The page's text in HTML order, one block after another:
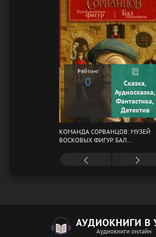
Рейтинг
0
Сказка,
Аудиосказка,
Фантастика,
Детектив
КОМАНДА СОРВАНЦОВ: МУЗЕЙ
ВОСКОВЫХ ФИГУР. БАЛ
АУДИОКНИГИ В
Аудиокниги онлайн